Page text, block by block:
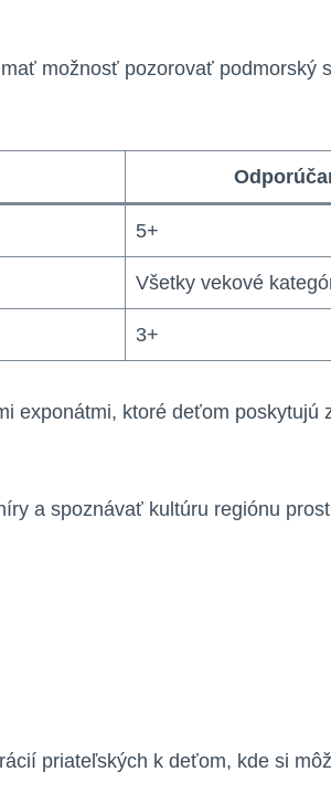
možnosť pozorovať podmorský
5+
Všetky vekové
3+
exponátmi, ktoré deťom poskytujú
a spoznávať kultúru regiónu
priateľských k deťom, kde si